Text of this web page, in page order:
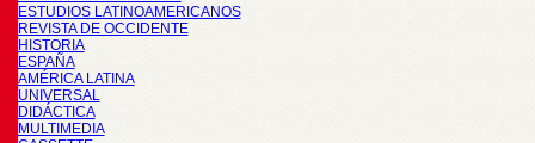
ESTUDIOS LATINOAMERICANOS
REVISTA DE OCCIDENTE
HISTORIA
ESPAÑA
AMÉRICA LATINA
UNIVERSAL
DIDÁCTICA
MULTIMEDIA